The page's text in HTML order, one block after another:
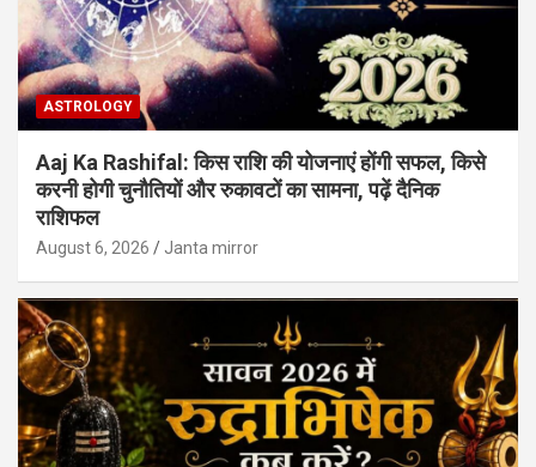
ASTROLOGY
Aaj Ka Rashifal: किस राशि की योजनाएं होंगी सफल, किसे
करनी होगी चुनौतियों और रुकावटों का सामना, पढ़ें दैनिक
राशिफल
August 6, 2026 Janta mirror